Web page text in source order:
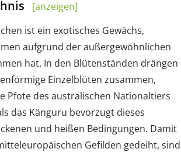
[anzeigen]
ist ein exotisches Gewächs,
aufgrund der außergewöhnlichen
hat. In den Blütenständen drängen
Einzelblüten zusammen,
Pfote des australischen Nationaltiers
das Känguru bevorzugt dieses
und heißen Bedingungen. Damit
Gefilden gedeiht, sind